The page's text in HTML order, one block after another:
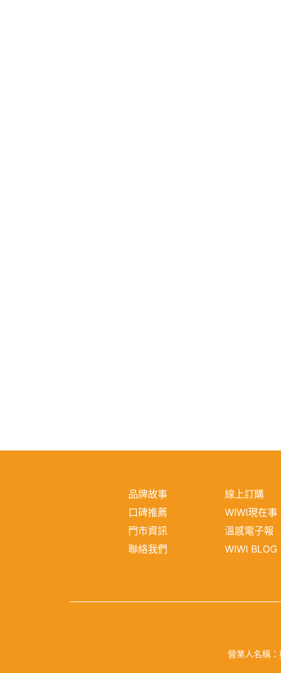
品牌故事
口碑推薦
門市資訊
聯絡我們
線上訂購
WIWI現在事
溫感電子報
WIWI BLOG
營業人名稱